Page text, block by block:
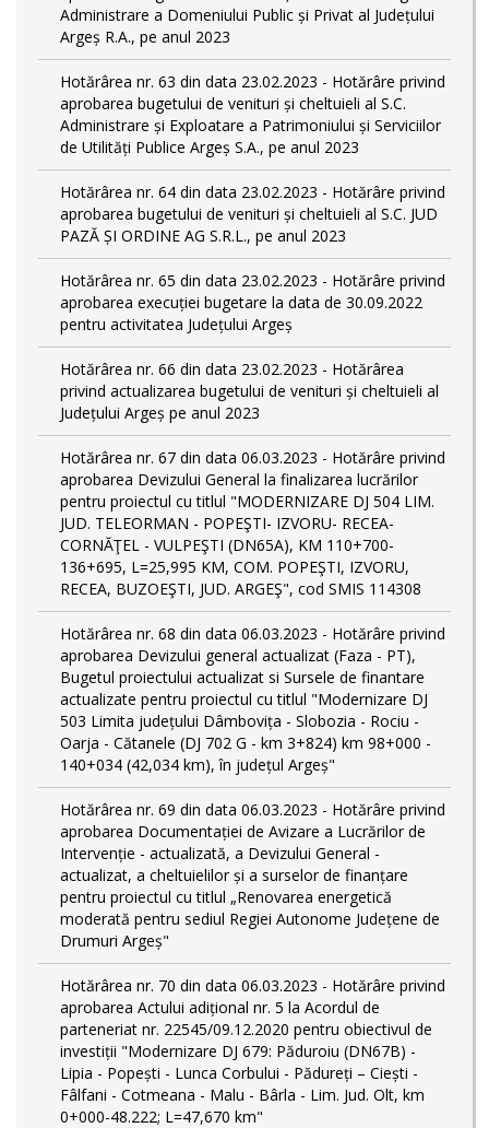
Administrare a Domeniului Public și Privat al Județului
Argeș R.A., pe anul 2023
Hotărârea nr. 63 din data 23.02.2023 - Hotărâre privind
aprobarea bugetului de venituri și cheltuieli al S.C.
Administrare și Exploatare a Patrimoniului și Serviciilor
de Utilități Publice Argeș S.A., pe anul 2023
Hotărârea nr. 64 din data 23.02.2023 - Hotărâre privind
aprobarea bugetului de venituri și cheltuieli al S.C. JUD
PAZĂ ȘI ORDINE AG S.R.L., pe anul 2023
Hotărârea nr. 65 din data 23.02.2023 - Hotărâre privind
aprobarea execuției bugetare la data de 30.09.2022
pentru activitatea Județului Argeș
Hotărârea nr. 66 din data 23.02.2023 - Hotărârea
privind actualizarea bugetului de venituri și cheltuieli al
Județului Argeș pe anul 2023
Hotărârea nr. 67 din data 06.03.2023 - Hotărâre privind
aprobarea Devizului General la finalizarea lucrărilor
pentru proiectul cu titlul "MODERNIZARE DJ 504 LIM.
JUD. TELEORMAN - POPEŞTI- IZVORU- RECEA-
CORNĂŢEL - VULPEŞTI (DN65A), KM 110+700-
136+695, L=25,995 KM, COM. POPEŞTI, IZVORU,
RECEA, BUZOEŞTI, JUD. ARGEŞ", cod SMIS 114308
Hotărârea nr. 68 din data 06.03.2023 - Hotărâre privind
aprobarea Devizului general actualizat (Faza - PT),
Bugetul proiectului actualizat si Sursele de finantare
actualizate pentru proiectul cu titlul "Modernizare DJ
503 Limita județului Dâmbovița - Slobozia - Rociu -
Oarja - Cătanele (DJ 702 G - km 3+824) km 98+000 -
140+034 (42,034 km), în județul Argeș"
Hotărârea nr. 69 din data 06.03.2023 - Hotărâre privind
aprobarea Documentației de Avizare a Lucrărilor de
Intervenție - actualizată, a Devizului General -
actualizat, a cheltuielilor și a surselor de finanțare
pentru proiectul cu titlul „Renovarea energetică
moderată pentru sediul Regiei Autonome Județene de
Drumuri Argeș"
Hotărârea nr. 70 din data 06.03.2023 - Hotărâre privind
aprobarea Actului adițional nr. 5 la Acordul de
parteneriat nr. 22545/09.12.2020 pentru obiectivul de
investiții "Modernizare DJ 679: Păduroiu (DN67B) -
Lipia - Popești - Lunca Corbului - Pădureți – Ciești -
Fâlfani - Cotmeana - Malu - Bârla - Lim. Jud. Olt, km
0+000-48.222; L=47,670 km"